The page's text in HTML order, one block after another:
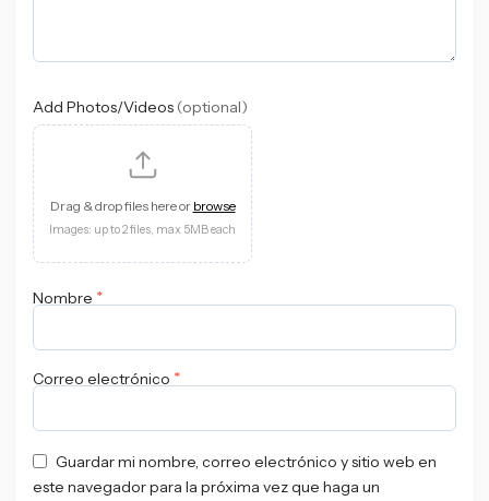
Add Photos/Videos (optional)
Drag & drop files here or browse
Images: up to 2 files, max 5MB each
Nombre *
Correo electrónico *
Guardar mi nombre, correo electrónico y sitio web en
este navegador para la próxima vez que haga un